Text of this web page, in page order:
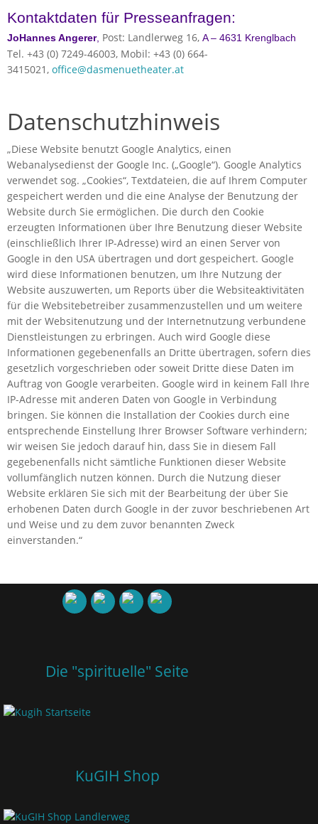
Kontaktdaten für Presseanfragen:
JoHannes Angerer, Post: Landlerweg 16, A – 4631 Krenglbach
Tel. +43 (0) 7249-46003, Mobil: +43 (0) 664-
3415021, office@dasmenuetheater.at
Datenschutzhinweis
„Diese Website benutzt Google Analytics, einen
Webanalysedienst der Google Inc. („Google“). Google Analytics
verwendet sog. „Cookies“, Textdateien, die auf Ihrem Computer
gespeichert werden und die eine Analyse der Benutzung der
Website durch Sie ermöglichen. Die durch den Cookie
erzeugten Informationen über Ihre Benutzung dieser Website
(einschließlich Ihrer IP-Adresse) wird an einen Server von
Google in den USA übertragen und dort gespeichert. Google
wird diese Informationen benutzen, um Ihre Nutzung der
Website auszuwerten, um Reports über die Websiteaktivitäten
für die Websitebetreiber zusammenzustellen und um weitere
mit der Websitenutzung und der Internetnutzung verbundene
Dienstleistungen zu erbringen. Auch wird Google diese
Informationen gegebenenfalls an Dritte übertragen, sofern dies
gesetzlich vorgeschrieben oder soweit Dritte diese Daten im
Auftrag von Google verarbeiten. Google wird in keinem Fall Ihre
IP-Adresse mit anderen Daten von Google in Verbindung
bringen. Sie können die Installation der Cookies durch eine
entsprechende Einstellung Ihrer Browser Software verhindern;
wir weisen Sie jedoch darauf hin, dass Sie in diesem Fall
gegebenenfalls nicht sämtliche Funktionen dieser Website
vollumfänglich nutzen können. Durch die Nutzung dieser
Website erklären Sie sich mit der Bearbeitung der über Sie
erhobenen Daten durch Google in der zuvor beschriebenen Art
und Weise und zu dem zuvor benannten Zweck
einverstanden.“
Die "spirituelle" Seite
KuGIH Shop